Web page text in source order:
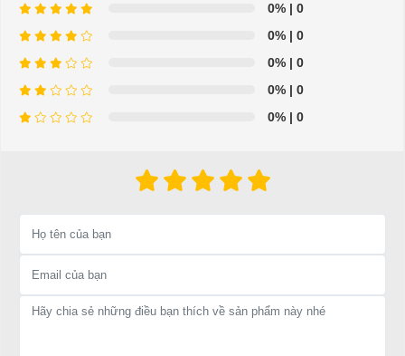
Má phanh sau xe điện LVTONG
Sử dụng và thay thế được cho tất cả các dòng xe điện du
lịch, xe điện sân golf, xe điện chở hàng trên thị trường.
0% | 0
0% | 0
0% | 0
0% | 0
0% | 0